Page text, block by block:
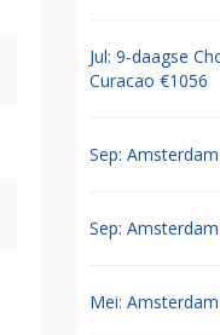
Jul: 9-daagse
Curacao €1056
Sep:
Sep:
Mei: